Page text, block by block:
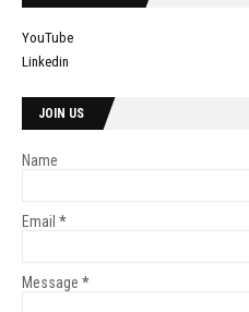
YouTube
Linkedin
JOIN US
Name
Email *
Message *